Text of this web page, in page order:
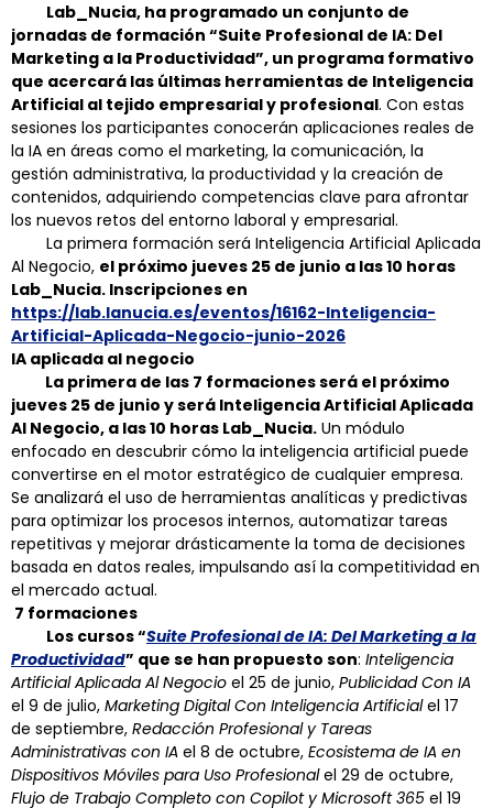
Lab_Nucia, ha programado un conjunto de
jornadas de formación “Suite Profesional de IA: Del
Marketing a la Productividad”, un programa formativo
que acercará las últimas herramientas de Inteligencia
Artificial al tejido empresarial y profesional. Con estas
sesiones los participantes conocerán aplicaciones reales de
la IA en áreas como el marketing, la comunicación, la
gestión administrativa, la productividad y la creación de
contenidos, adquiriendo competencias clave para afrontar
los nuevos retos del entorno laboral y empresarial.
La primera formación será Inteligencia Artificial Aplicada
Al Negocio, el próximo jueves 25 de junio a las 10 horas
Lab_Nucia. Inscripciones en
https://lab.lanucia.es/eventos/16162-Inteligencia-
Artificial-Aplicada-Negocio-junio-2026
IA aplicada al negocio
La primera de las 7 formaciones será el próximo
jueves 25 de junio y será Inteligencia Artificial Aplicada
Al Negocio, a las 10 horas Lab_Nucia. Un módulo
enfocado en descubrir cómo la inteligencia artificial puede
convertirse en el motor estratégico de cualquier empresa.
Se analizará el uso de herramientas analíticas y predictivas
para optimizar los procesos internos, automatizar tareas
repetitivas y mejorar drásticamente la toma de decisiones
basada en datos reales, impulsando así la competitividad en
el mercado actual.
7 formaciones
Los cursos “Suite Profesional de IA: Del Marketing a la
Productividad” que se han propuesto son: Inteligencia
Artificial Aplicada Al Negocio el 25 de junio, Publicidad Con IA
el 9 de julio, Marketing Digital Con Inteligencia Artificialel 17
de septiembre, Redacción Profesional y Tareas
Administrativas con IA el 8 de octubre, Ecosistema de IA en
Dispositivos Móviles para Uso Profesionalel 29 de octubre,
Flujo de Trabajo Completo con Copilot y Microsoft 365 el 19